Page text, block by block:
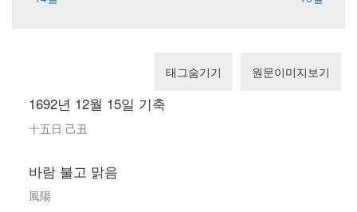
태그숨기기 원문이미지보기
1692년 12월 15일 기축
十五日 己丑
바람 불고 맑음
風陽